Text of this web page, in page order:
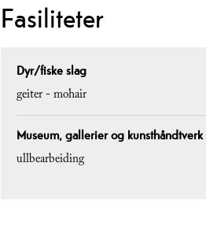
Fasiliteter
Dyr/fiske slag
geiter -mohair
Museum, gallerier og kunsthåndtverk
ullbearbeiding